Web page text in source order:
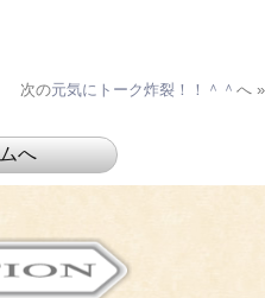
次の元気にトーク炸裂！！＾＾ へ »